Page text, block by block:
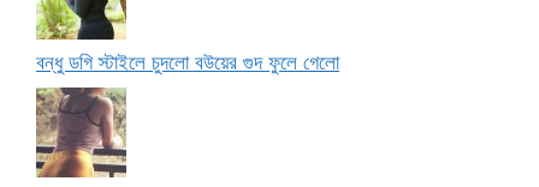
বন্ধু ডগি স্টাইলে চুদলো বউয়ের গুদ ফুলে গেলো